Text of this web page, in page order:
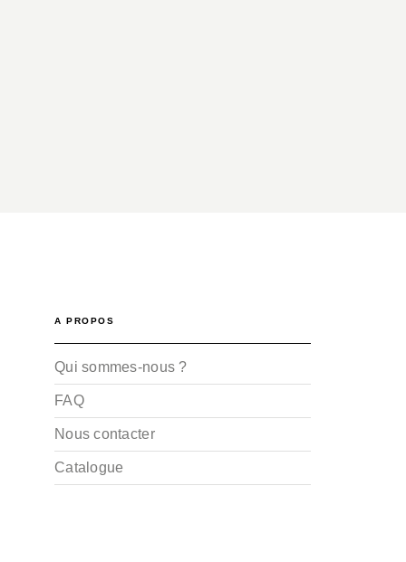
A PROPOS
Qui sommes-nous ?
FAQ
Nous contacter
Catalogue